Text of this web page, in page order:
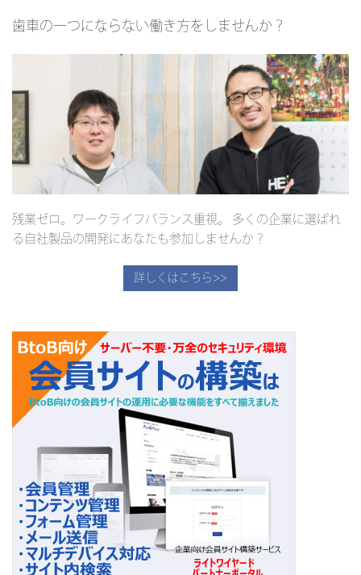
歯車の一つにならない働き方をしませんか？
残業ゼロ。ワークライフバランス重視。 多くの企業に選ばれ
る自社製品の開発にあなたも参加しませんか？
詳しくはこちら>>